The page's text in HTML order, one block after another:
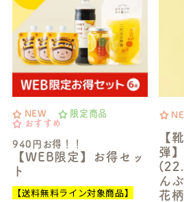
NEW
限定商品
おすすめ
940円お得！！
【WEB限定】お得セッ
ト
【送料無料ライン対象商品】
【
弾
ん
花